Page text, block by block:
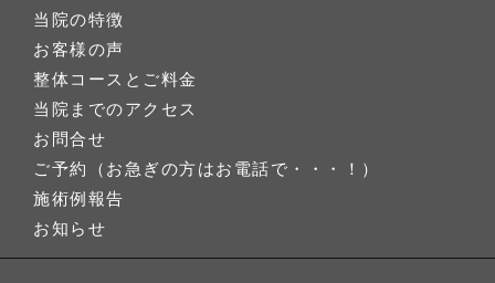
当院の特徴
お客様の声
整体コースとご料金
当院までのアクセス
お問合せ
ご予約（お急ぎの方はお電話で・・・！）
施術例報告
お知らせ